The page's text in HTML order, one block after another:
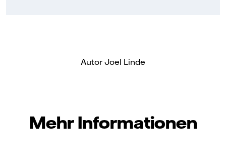
Autor Joel Linde
Mehr Informationen